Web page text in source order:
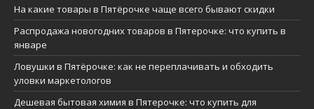
На какие товары в Пятёрочке чаще всего бывают скидки
Распродажа новогодних товаров в Пятерочке: что купить в
январе
Ловушки в Пятёрочке: как не переплачивать и обходить
уловки маркетологов
Дешевая бытовая химия в Пятерочке: что купить для